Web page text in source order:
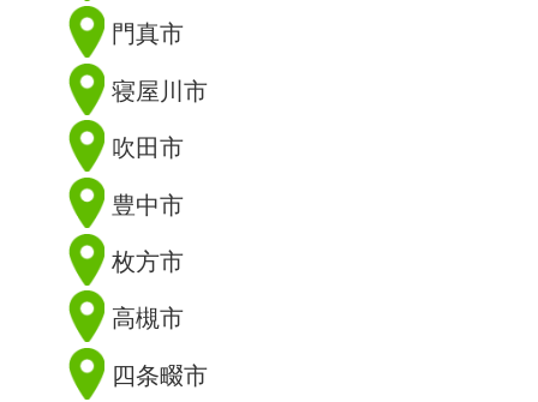
門真市
寝屋川市
吹田市
豊中市
枚方市
高槻市
四条畷市